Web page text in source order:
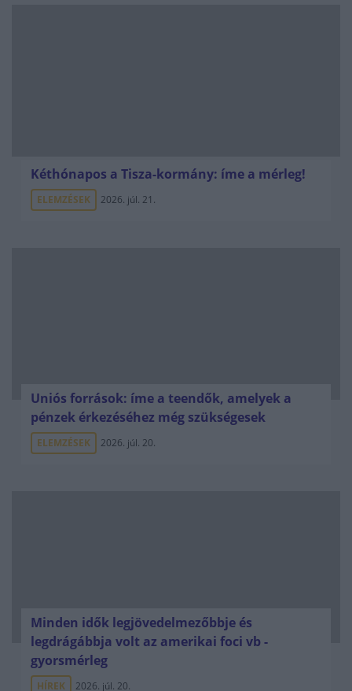
Kéthónapos a Tisza-kormány: íme a mérleg!
ELEMZÉSEK 2026. júl. 21.
Uniós források: íme a teendők, amelyek a
pénzek érkezéséhez még szükségesek
ELEMZÉSEK 2026. júl. 20.
Minden idők legjövedelmezőbbje és
legdrágábbja volt az amerikai foci vb -
gyorsmérleg
HÍREK 2026. júl. 20.